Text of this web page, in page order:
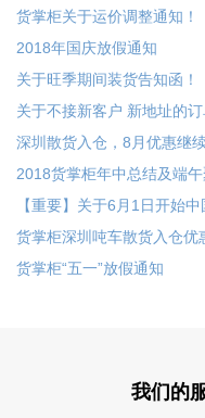
货掌柜关于运价调整通知！
2018年国庆放假通知
关于旺季期间装货告知函！
关于不接新客户 新地址的
深圳散货入仓，8月优惠继续
2018货掌柜年中总结及端
货掌柜深圳吨车散货入仓优
货掌柜“五一”放假通知
我们的